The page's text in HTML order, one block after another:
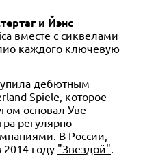
и Йэнс
вместе с сиквелами
каждого ключевую
дебютным
Spiele, которое
основал Уве
регулярно
В России,
году "Звездой".